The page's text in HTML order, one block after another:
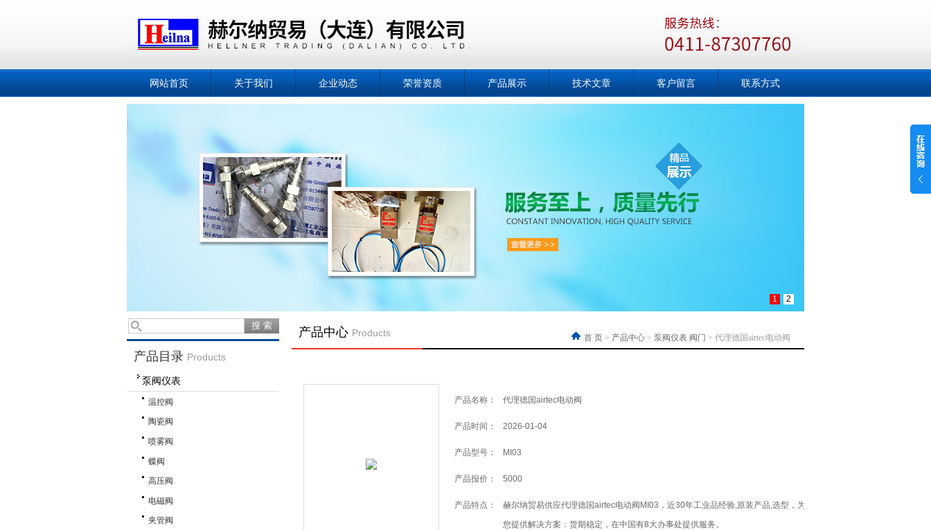
网站首页 关于我们 企业动态 荣誉资质 产品展示 技术文章 客户留言 联系方式
1 2
产品目录 Products
泵阀仪表
温控阀
陶瓷阀
喷雾阀
蝶阀
高压阀
电磁阀
夹管阀
产品中心 Products 首 页 > 产品中心 > 泵阀仪表 阀门 > 代理德国airtec电动阀
产品名称： 代理德国airtec电动阀
产品时间： 2026-01-04
产品型号： MI03
产品报价： 5000
产品特点：
赫尔纳贸易供应代理德国airtec电动阀MI03，近30年工业品经验,原装产品,选型，为
您提供解决方案：货期稳定，在中国有8大办事处提供服务。